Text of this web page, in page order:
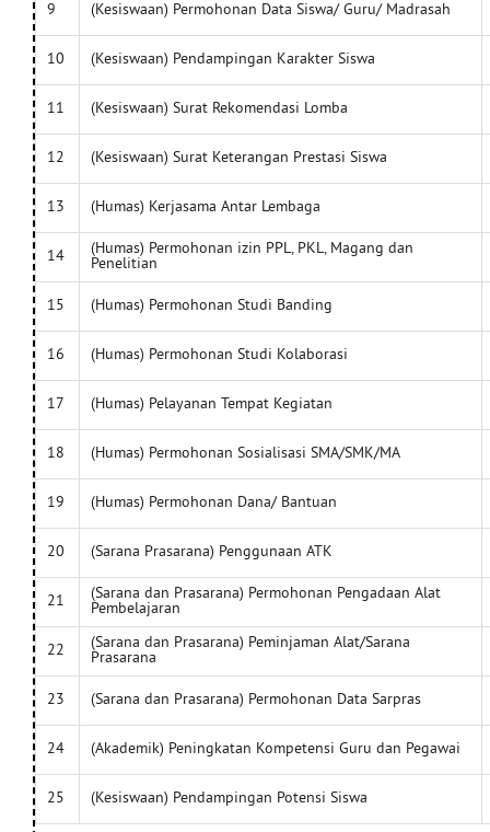
9 (Kesiswaan) Permohonan Data Siswa/ Guru/ Madrasah
10 (Kesiswaan) Pendampingan Karakter Siswa
11 (Kesiswaan) Surat Rekomendasi Lomba
12 (Kesiswaan) Surat Keterangan Prestasi Siswa
13 (Humas) Kerjasama Antar Lembaga
14
(Humas) Permohonan izin PPL, PKL, Magang dan
Penelitian
15 (Humas) Permohonan Studi Banding
16 (Humas) Permohonan Studi Kolaborasi
17 (Humas) Pelayanan Tempat Kegiatan
18 (Humas) Permohonan Sosialisasi SMA/SMK/MA
19 (Humas) Permohonan Dana/ Bantuan
20 (Sarana Prasarana) Penggunaan ATK
21
(Sarana dan Prasarana) Permohonan Pengadaan Alat
Pembelajaran
22
(Sarana dan Prasarana) Peminjaman Alat/Sarana
Prasarana
23 (Sarana dan Prasarana) Permohonan Data Sarpras
24 (Akademik) Peningkatan Kompetensi Guru dan Pegawai
25 (Kesiswaan) Pendampingan Potensi Siswa